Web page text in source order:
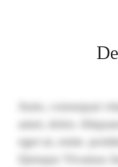
Justo, consequat
amet, dolor.
eget ut, enim.
Quisque Vivamus